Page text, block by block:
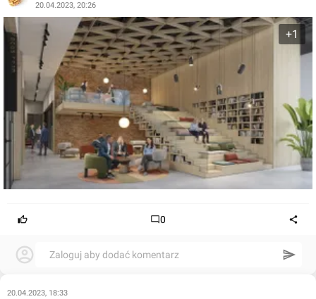
20.04.2023, 20:26
+1
0
Zaloguj aby dodać komentarz
20.04.2023, 18:33